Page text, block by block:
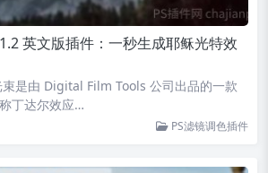
英文版插件：一秒生成耶稣光特效
是由 Digital Film Tools 公司出品的一款
丁达尔效应…
PS滤镜调色插件